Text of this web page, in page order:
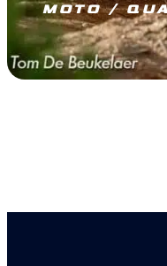
MOTO /
JE M’ÉQUIPE